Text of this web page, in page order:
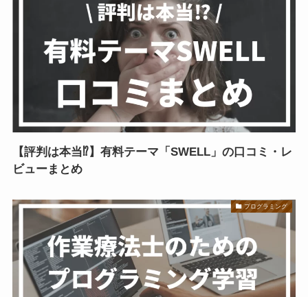
【評判は本当⁉】有料テーマ「SWELL」の口コミ・レ
ビューまとめ
プログラミング